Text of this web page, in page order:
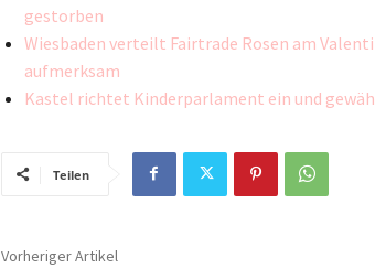
gestorben
Wiesbaden verteilt Fairtrade Rosen am
aufmerksam
Kastel richtet Kinderparlament ein und
Teilen
Vorheriger Artikel